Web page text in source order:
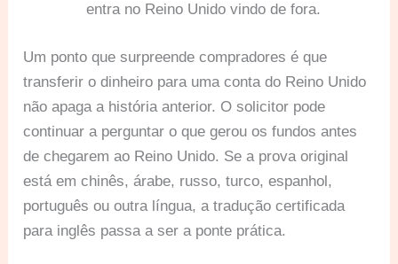
entra no Reino Unido vindo de fora.
Um ponto que surpreende compradores é que
transferir o dinheiro para uma conta do Reino Unido
não apaga a história anterior. O solicitor pode
continuar a perguntar o que gerou os fundos antes
de chegarem ao Reino Unido. Se a prova original
está em chinês, árabe, russo, turco, espanhol,
português ou outra língua, a tradução certificada
para inglês passa a ser a ponte prática.